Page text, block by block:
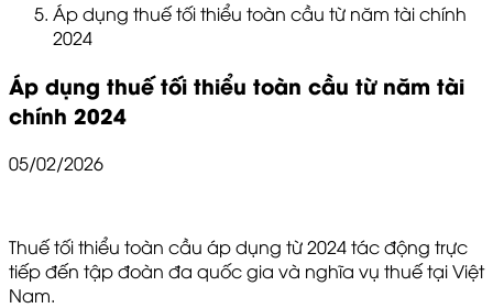
Áp dụng thuế tối thiểu toàn cầu từ năm tài chính
2024
Áp dụng thuế tối thiểu toàn cầu từ năm tài
chính 2024
05/02/2026
Thuế tối thiểu toàn cầu áp dụng từ 2024 tác động trực
tiếp đến tập đoàn đa quốc gia và nghĩa vụ thuế tại Việt
Nam.